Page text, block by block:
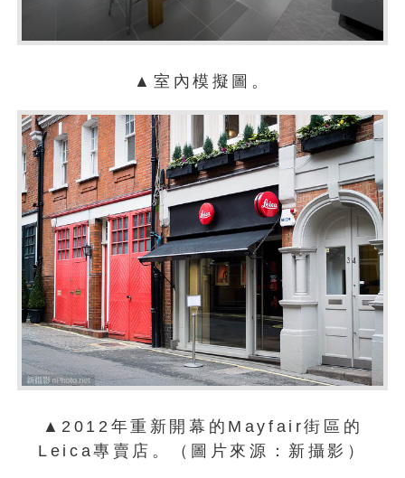
▲室內模擬圖。
▲2012年重新開幕的Mayfair街區的
Leica專賣店。（圖片來源：新攝影）